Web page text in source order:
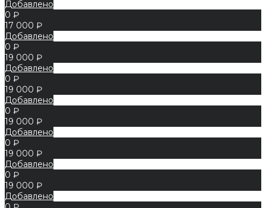
Добавлено
0 ₽
17 000 ₽
Добавлено
0 ₽
19 000 ₽
Добавлено
0 ₽
19 000 ₽
Добавлено
0 ₽
19 000 ₽
Добавлено
0 ₽
19 000 ₽
Добавлено
0 ₽
19 000 ₽
Добавлено